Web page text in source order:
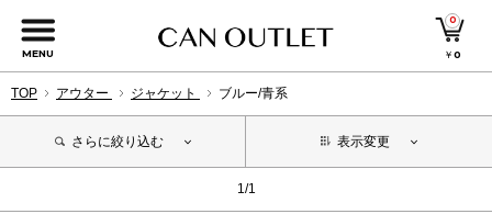
MENU
0
￥0
TOP アウター ジャケット ブルー/青系
さらに絞り込む 表示変更
1/1